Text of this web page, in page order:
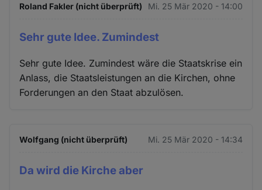
Roland Fakler (nicht überprüft) Mi. 25 Mär 2020 - 14:00
Sehr gute Idee. Zumindest
Sehr gute Idee. Zumindest wäre die Staatskrise ein
Anlass, die Staatsleistungen an die Kirchen, ohne
Forderungen an den Staat abzulösen.
Wolfgang (nicht überprüft) Mi. 25 Mär 2020 - 14:34
Da wird die Kirche aber